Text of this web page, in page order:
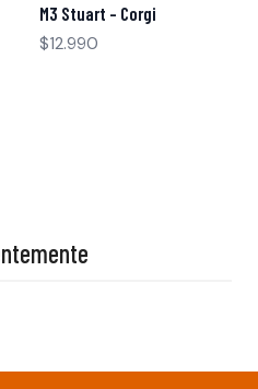
M3 Stuart - Corgi
$12.990